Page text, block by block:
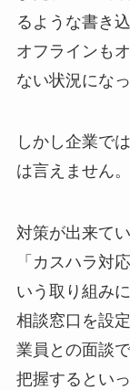
るような書き
オフラインも
ない状況にな
しかし企業で
は言えません。
対策が出来て
「カスハラ対
いう取り組み
相談窓口を設
業員との面談
把握するとい